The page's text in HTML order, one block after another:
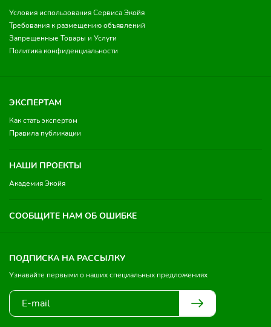
Условия использования Сервиса Экойя
Требования к размещению объявлений
Запрещенные Товары и Услуги
Политика конфиденциальности
ЭКСПЕРТАМ
Как стать экспертом
Правила публикации
НАШИ ПРОЕКТЫ
Академия Экойя
СООБЩИТЕ НАМ ОБ ОШИБКЕ
ПОДПИСКА НА РАССЫЛКУ
Узнавайте первыми о наших специальных предложениях